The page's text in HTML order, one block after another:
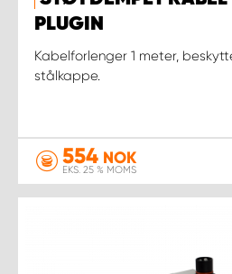
PLUGIN
Kabelforlenger 1 meter,
stålkappe.
554 NOK
EKS. 25 % MOMS